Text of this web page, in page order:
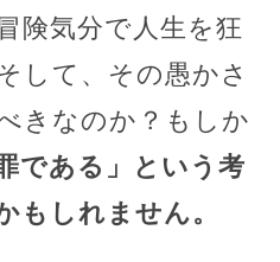
険気分で人生を狂
して、その愚かさ
きなのか？もしか
である」という考
もしれません。